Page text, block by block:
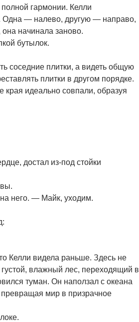
гармонии. Келли
Одна — налево, другую — направо,
начинала заново.
бутылок.
соседние плитки, а видеть общую
плитки в другом порядке.
края идеально совпали, образуя
достал из-под стойки
него. — Майк, уходим.
Келли видела раньше. Здесь не
влажный лес, переходящий в
туман. Он наползал с океана
мир в призрачное